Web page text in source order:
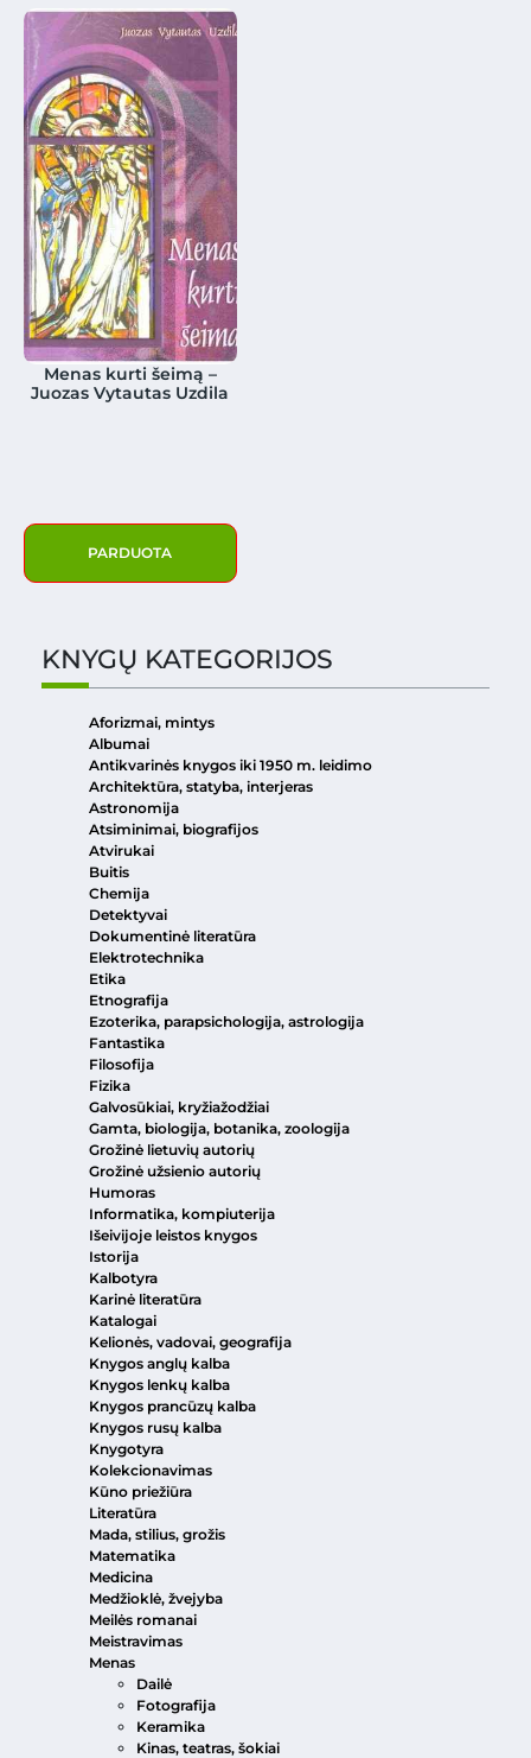
Menas kurti šeimą –
Juozas Vytautas Uzdila
PARDUOTA
KNYGŲ KATEGORIJOS
Aforizmai, mintys
Albumai
Antikvarinės knygos iki 1950 m. leidimo
Architektūra, statyba, interjeras
Astronomija
Atsiminimai, biografijos
Atvirukai
Buitis
Chemija
Detektyvai
Dokumentinė literatūra
Elektrotechnika
Etika
Etnografija
Ezoterika, parapsichologija, astrologija
Fantastika
Filosofija
Fizika
Galvosūkiai, kryžiažodžiai
Gamta, biologija, botanika, zoologija
Grožinė lietuvių autorių
Grožinė užsienio autorių
Humoras
Informatika, kompiuterija
Išeivijoje leistos knygos
Istorija
Kalbotyra
Karinė literatūra
Katalogai
Kelionės, vadovai, geografija
Knygos anglų kalba
Knygos lenkų kalba
Knygos prancūzų kalba
Knygos rusų kalba
Knygotyra
Kolekcionavimas
Kūno priežiūra
Literatūra
Mada, stilius, grožis
Matematika
Medicina
Medžioklė, žvejyba
Meilės romanai
Meistravimas
Menas
Dailė
Fotografija
Keramika
Kinas, teatras, šokiai